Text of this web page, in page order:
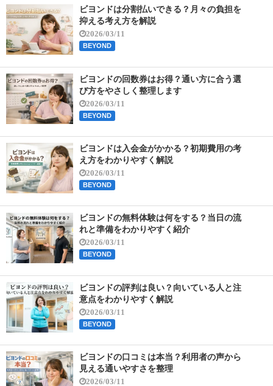
ビヨンドは分割払いできる？月々の負担を
抑える考え方を解説
2026/03/11
BEYOND
ビヨンドの回数券はお得？通い方に合う選
び方をやさしく整理します
2026/03/11
BEYOND
ビヨンドは入会金がかかる？初期費用の考
え方をわかりやすく解説
2026/03/11
BEYOND
ビヨンドの無料体験は何をする？当日の流
れと準備をわかりやすく紹介
2026/03/11
BEYOND
ビヨンドの評判は良い？向いている人と注
意点をわかりやすく解説
2026/03/11
BEYOND
ビヨンドの口コミは本当？利用者の声から
見える通いやすさを整理
2026/03/11